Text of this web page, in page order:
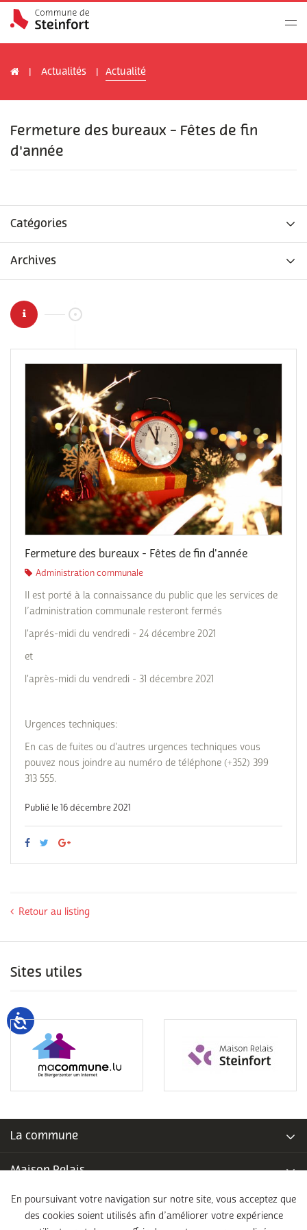
Actualités Actualité
Fermeture des bureaux - Fêtes de fin
d'année
Catégories
Archives
Fermeture des bureaux - Fêtes de fin d'année
Administration communale
Il est porté à la connaissance du public que les services de
l’administration communale resteront fermés
l'aprés-midi du vendredi - 24 décembre 2021
et
l'après-midi du vendredi - 31 décembre 2021
Urgences techniques:
En cas de fuites ou d'autres urgences techniques vous
pouvez nous joindre au numéro de téléphone (+352) 399
313 555.
Publié le 16 décembre 2021
Retour au listing
Sites utiles
La commune
Maison Relais
Piscine communale
En poursuivant votre navigation sur notre site, vous acceptez que
des cookies soient utilisés afin d’améliorer votre expérience